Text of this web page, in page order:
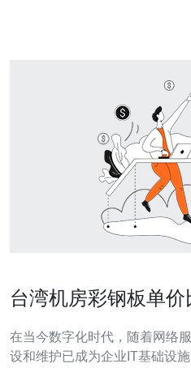
台湾机房彩钢板单
在当今数字化时代，随着网络
设和维护已成为企业IT基础设